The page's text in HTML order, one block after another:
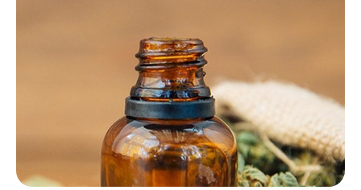
durable et il est donc être très intéressant pour une
culture à grande échelle. Une plante de chanvre peut
pousser jusqu’à 3 mètres en 100 jours et, en raison de
la densité élevée de la plante, elle est très efficace pour
éviter les mauvaises herbes persistantes. Ainsi, il faut
moins de pesticides ou d’engrais.